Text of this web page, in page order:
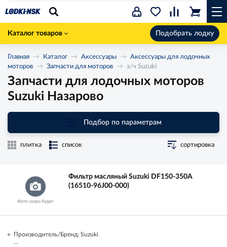
Каталог товаров Подобрать лодку
Главная Каталог Аксессуары
Аксессуары для лодочных
моторов
Запчасти для моторов з/ч Suzuki
Запчасти для лодочных моторов
Suzuki Назарово
Подбор по параметрам
плитка список сортировка
Фильтр масляный Suzuki DF150-350A
(16510-96J00-000)
Производитель/Бренд: Suzuki
...